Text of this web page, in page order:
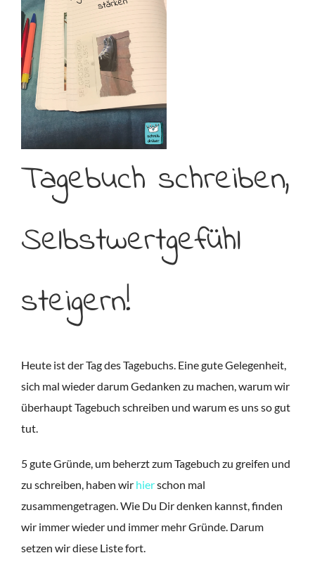
Tagebuch schreiben,
Selbstwertgefühl
steigern!
Heute ist der Tag des Tagebuchs. Eine gute Gelegenheit,
sich mal wieder darum Gedanken zu machen, warum wir
überhaupt Tagebuch schreiben und warum es uns so gut
tut.
5 gute Gründe, um beherzt zum Tagebuch zu greifen und
zu schreiben, haben wir hierschon mal
zusammengetragen. Wie Du Dir denken kannst, finden
wir immer wieder und immer mehr Gründe. Darum
setzen wir diese Liste fort.